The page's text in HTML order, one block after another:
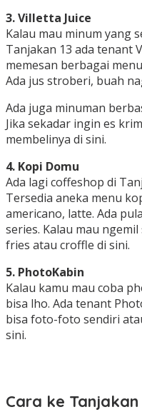
3. Villetta Juice
Kalau mau minum yang
Tanjakan 13 ada tenant
memesan berbagai
Ada jus stroberi, buah
Ada juga minuman
Jika sekadar ingin es
membelinya di sini.
4. Kopi Domu
Ada lagi coffeshop di
Tersedia aneka menu
americano, latte. Ada
series. Kalau mau
fries atau croffle di sini.
5. PhotoKabin
Kalau kamu mau coba
bisa lho. Ada tenant
bisa foto-foto sendiri
sini.
Cara ke Tanjakan